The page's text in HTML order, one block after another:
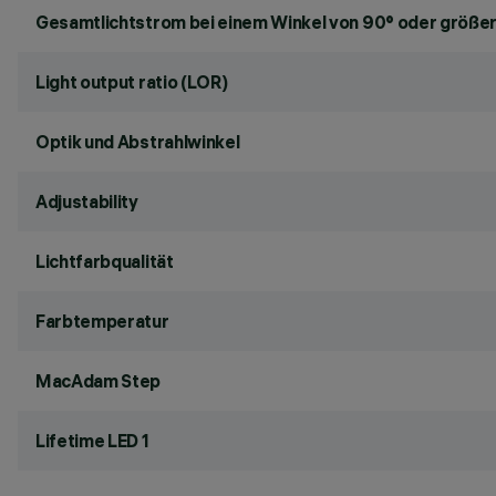
Gesamtlichtstrom bei einem Winkel von 90° oder
Light output ratio (LOR)
Optik und Abstrahlwinkel
Adjustability
Lichtfarbqualität
Farbtemperatur
MacAdam Step
Lifetime LED 1